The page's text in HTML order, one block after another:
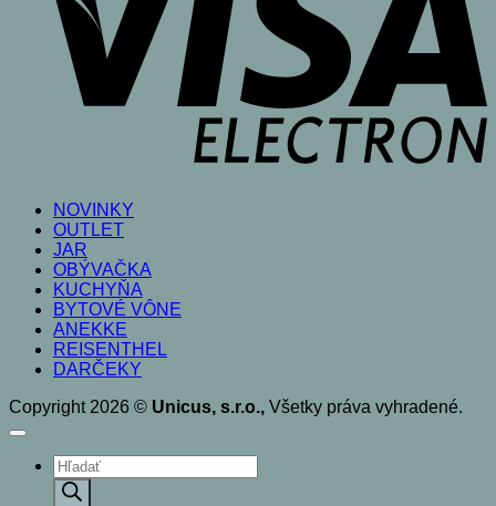
NOVINKY
OUTLET
JAR
OBÝVAČKA
KUCHYŇA
BYTOVÉ VÔNE
ANEKKE
REISENTHEL
DARČEKY
Copyright 2026 © Unicus, s.r.o., Všetky práva vyhradené.
Products
search